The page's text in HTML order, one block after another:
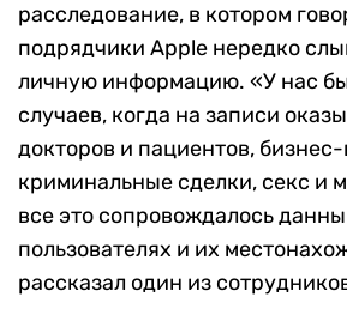
расследование, в котором
подрядчики Apple нередко
личную информацию. «У нас
случаев, когда на записи
докторов и пациентов,
криминальные сделки, секс и
все это сопровождалось
пользователях и их
рассказал один из